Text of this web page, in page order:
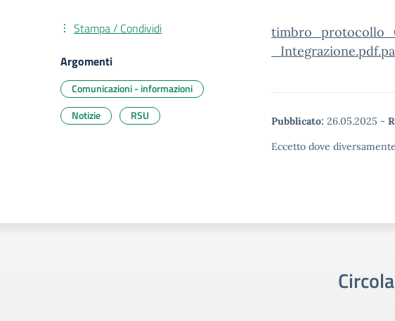
Pubblicato: 26.05.2025 -
Eccetto dove
Stampa / Condividi
Argomenti
Comunicazioni - informazioni
Notizie
RSU